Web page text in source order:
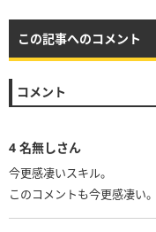
この記事へのコメント
コメント
4 名無しさん
今更感凄いスキル。
このコメントも今更感凄い。